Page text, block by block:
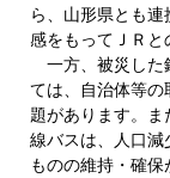
ら、山形県とも
感をもってＪＲと
一方、被災した
ては、自治体等の
題があります。
線バスは、人口減
ものの維持・確保